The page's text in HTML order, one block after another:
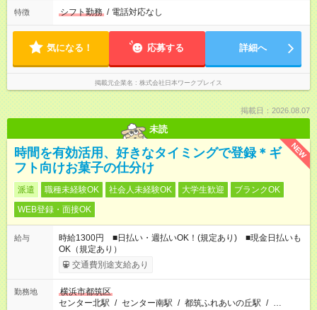
特徴 シフト勤務 / 電話対応なし
気になる！ 応募する 詳細へ
掲載元企業名 株式会社日本ワークプレイス
掲載日：2026.08.07
未読
NEW
時間を有効活用、好きなタイミングで登録＊ギ
フト向けお菓子の仕分け
派遣 職種未経験OK 社会人未経験OK 大学生歓迎
ブランクOK
WEB登録・面接OK
給与
時給1300円 ■日払い・週払いOK！(規定あり) ■現金日払いも
OK（規定あり）
交通費別途支給あり
勤務地
横浜市都筑区
センター北駅 / センター南駅 / 都筑ふれあいの丘駅 / …